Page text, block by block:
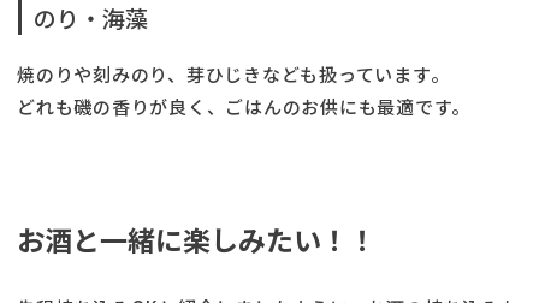
のり・海藻
焼のりや刻みのり、芽ひじきなども扱っています。
どれも磯の香りが良く、ごはんのお供にも最適です。
お酒と一緒に楽しみたい！！